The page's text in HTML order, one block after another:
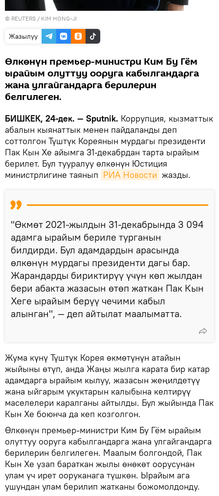
© REUTERS / KIM HONG-JI
Жазылуу
Өлкөнүн премьер-министри Ким Бу Гём
ырайым олуттуу ооруга кабылгандарга
жана улгайгандарга берилерин
белгилеген.
БИШКЕК, 24-дек. — Sputnik. Коррупция, кызматтык
абалын кыянаттык менен пайдаланды деп
соттолгон Түштүк Кореянын мурдагы президенти
Пак Кын Хе айымга 31-декабрдан тарта ырайым
берилет. Бул тууралуу өлкөнүн Юстиция
министрлигине таянып РИА Новости жазды.
"Өкмөт 2021-жылдын 31-декабрында 3 094
адамга ырайым бериле турганын
билдирди. Бул адамдардын арасында
өлкөнүн мурдагы президенти дагы бар.
Жарандарды бириктирүү үчүн көп жылдан
бери абакта жазасын өтөп жаткан Пак Кын
Хеге ырайым берүү чечими кабыл
алынган", — деп айтылат маалыматта.
Жума күнү Түштүк Корея өкмөтүнүн атайын
жыйыны өтүп, анда Жаңы жылга карата бир катар
адамдарга ырайым кылуу, жазасын жеңилдетүү
жана ыйгарым укуктарын калыбына келтирүү
маселелери каралганы айтылды. Бул жыйында Пак
Кын Хе боюнча да кеп козголгон.
Өлкөнүн премьер-министри Ким Бу Гём ырайым
олуттуу ооруга кабылгандарга жана улгайгандарга
берилерин белгилеген. Маалым болгондой, Пак
Кын Хе узап бараткан жылы өнөкөт оорусунан
улам үч ирет ооруканага түшкөн. Ырайым ага
ушундан улам берилип жатканы божомолдонду.